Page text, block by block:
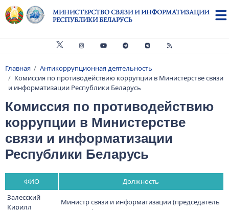
Перейти к основному содержанию
МИНИСТЕРСТВО СВЯЗИ И ИНФОРМАТИЗАЦИИ
РЕСПУБЛИКИ БЕЛАРУСЬ
Строка навигации
Главная
Антикоррупционная деятельность
Комиссия по противодействию коррупции в Министерстве связи
и информатизации Республики Беларусь
Комиссия по противодействию
коррупции в Министерстве
связи и информатизации
Республики Беларусь
ФИО
Должность
Залесский
Кирилл
Министр связи и информатизации (председатель